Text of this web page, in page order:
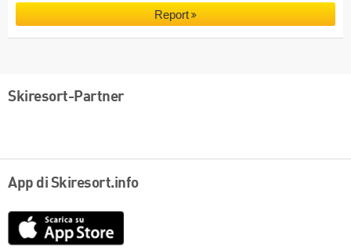
Report
Skiresort-Partner
App di Skiresort.info